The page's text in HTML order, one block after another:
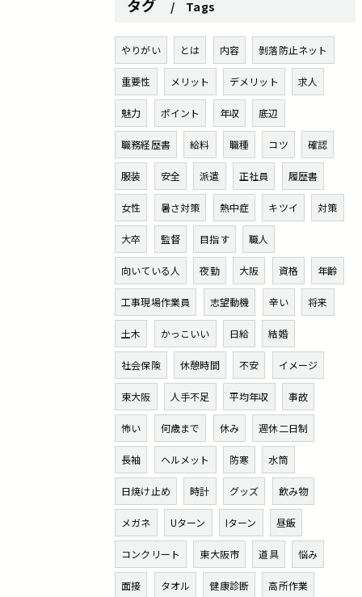
タグ Tags
やりがい とは 内容 剝落防止ネット
重要性 メリット デメリット 求人
魅力 ポイント 年収 底辺
職務経歴書 給料 職種 コツ 確認
服装 安全 派遣 正社員 履歴書
女性 暑さ対策 熱中症 キツイ 対策
大卒 監督 目指す 職人
向いている人 夜勤 大阪 資格 年齢
工事現場作業員 志望動機 辛い 将来
土木 かっこいい 日給 結婚
社会保険 休憩時間 不安 イメージ
東大阪 人手不足 平均年収 事故
怖い 何歳まで 休み 週休二日制
長袖 ヘルメット 防寒 水筒
日焼け止め 時計 グッズ 飲み物
メガネ Uターン Iターン 昼飯
コンクリート 東大阪市 道具 悩み
面接 タオル 健康診断 高所作業